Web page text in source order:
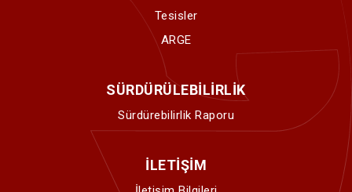
Tesisler
ARGE
SÜRDÜRÜLEBİLİRLİK
Sürdürebilirlik Raporu
İLETİŞİM